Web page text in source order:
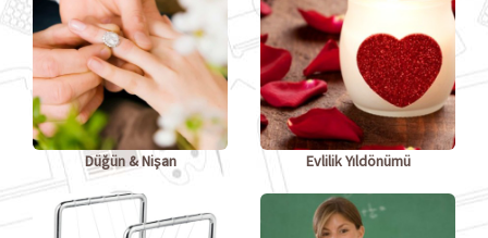
Düğün & Nişan Evlilik Yıldönümü